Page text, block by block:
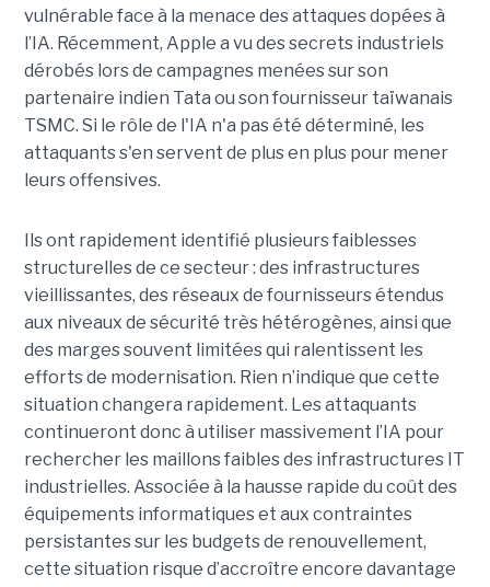
vulnérable face à la menace des attaques dopées à
l’IA. Récemment, Apple a vu des secrets industriels
dérobés lors de campagnes menées sur son
partenaire indien Tata ou son fournisseur taïwanais
TSMC. Si le rôle de l'IA n'a pas été déterminé, les
attaquants s'en servent de plus en plus pour mener
leurs offensives.
Ils ont rapidement identifié plusieurs faiblesses
structurelles de ce secteur : des infrastructures
vieillissantes, des réseaux de fournisseurs étendus
aux niveaux de sécurité très hétérogènes, ainsi que
des marges souvent limitées qui ralentissent les
efforts de modernisation. Rien n’indique que cette
situation changera rapidement. Les attaquants
continueront donc à utiliser massivement l’IA pour
rechercher les maillons faibles des infrastructures IT
industrielles. Associée à la hausse rapide du coût des
équipements informatiques et aux contraintes
persistantes sur les budgets de renouvellement,
cette situation risque d’accroître encore davantage